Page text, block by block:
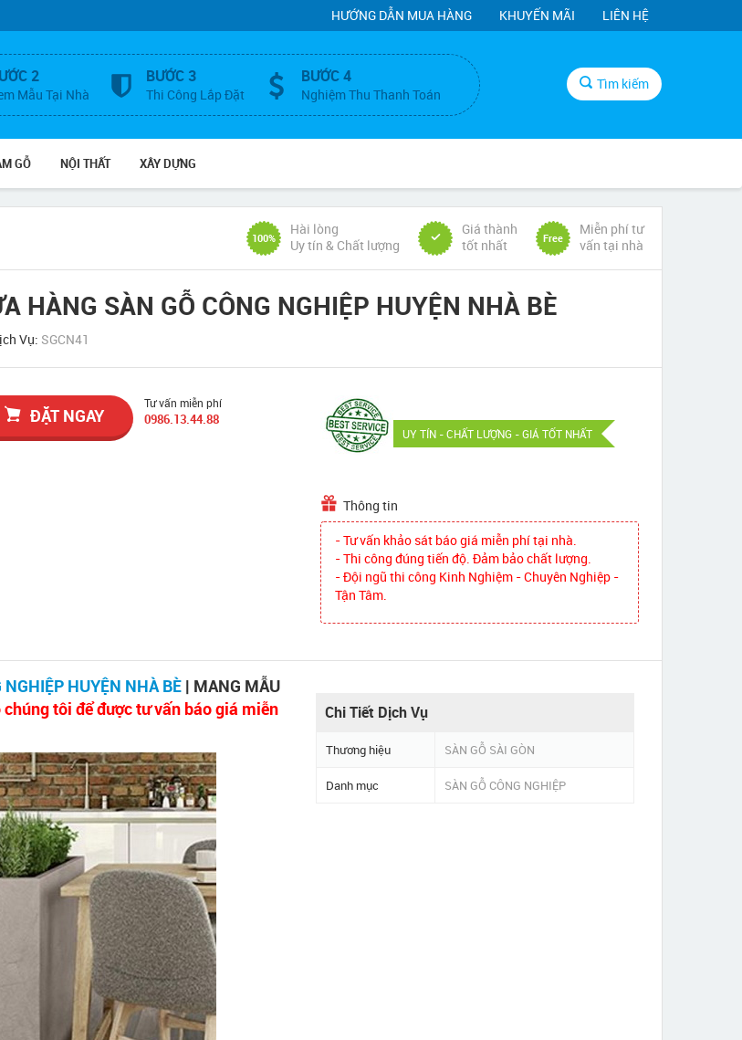
HƯỚNG DẪN MUA HÀNG KHUYẾN MÃI LIÊN HỆ
2
Mẫu Tại Nhà
BƯỚC 3
Thi Công Lắp Đặt
BƯỚC 4
Nghiệm Thu Thanh Toán
Tìm kiếm
GỖ NỘI THẤT XÂY DỰNG
100%
Hài lòng
Uy tín & Chất lượng
Giá thành
tốt nhất
Free
Miễn phí tư
vấn tại nhà
HÀNG SÀN GỖ CÔNG NGHIỆP HUYỆN NHÀ BÈ
Vụ: SGCN41
ĐẶT NGAY
Tư vấn miễn phí
0986.13.44.88
UY TÍN - CHẤT LƯỢNG - GIÁ TỐT NHẤT
Thông tin
- Tư vấn khảo sát báo giá miễn phí tại nhà.
- Thi công đúng tiến độ. Đảm bảo chất lượng.
- Đội ngũ thi công Kinh Nghiệm - Chuyên Nghiệp -
Tận Tâm.
HUYỆN NHÀ BÈ | MANG MẪU
tôi để được tư vấn báo giá miễn
Chi Tiết Dịch Vụ
Thương hiệu SÀN GỖ SÀI GÒN
Danh mục SÀN GỖ CÔNG NGHIỆP